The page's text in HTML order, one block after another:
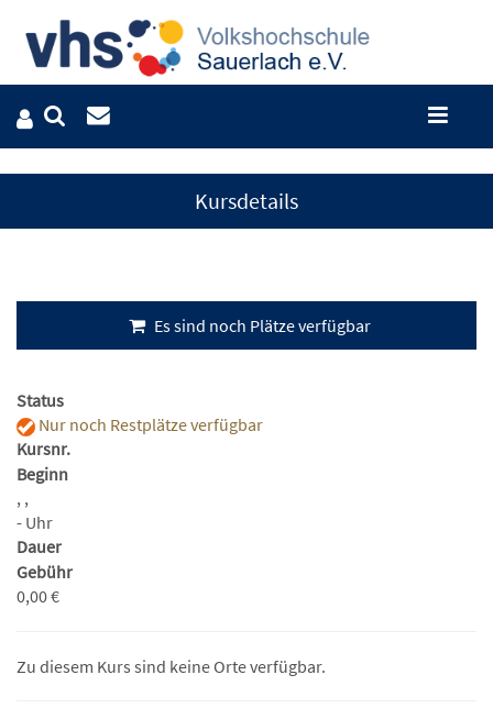
Kursdetails
Es sind noch Plätze verfügbar
Status
Nur noch Restplätze verfügbar
Kursnr.
Beginn
, ,
- Uhr
Dauer
Gebühr
0,00 €
Zu diesem Kurs sind keine Orte verfügbar.